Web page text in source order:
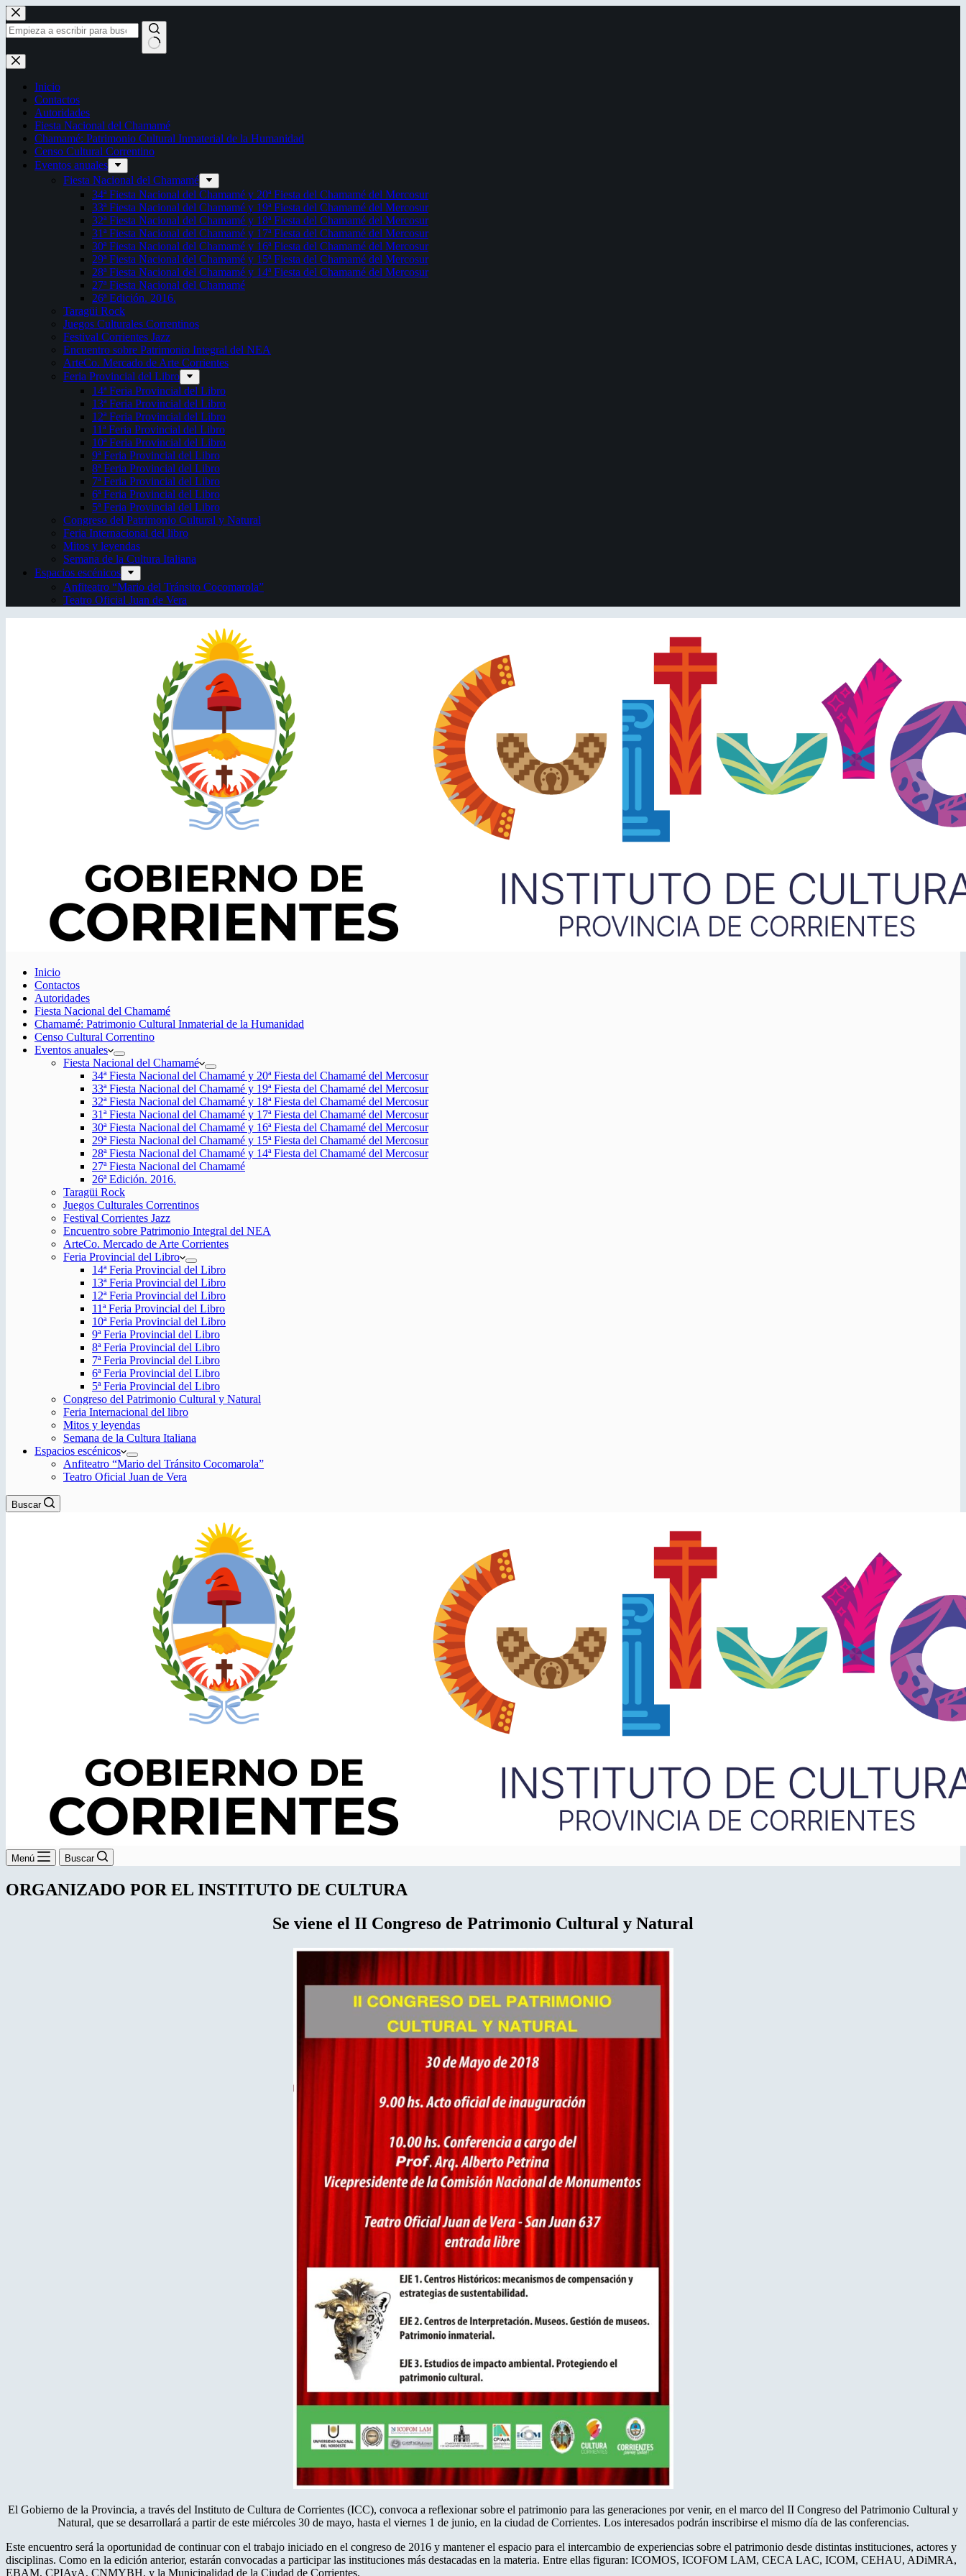
Saltar
al
contenido
Sin
resultados
Inicio
Contactos
Autoridades
Fiesta Nacional del Chamamé
Chamamé: Patrimonio Cultural Inmaterial de la Humanidad
Censo Cultural Correntino
Eventos anuales
Fiesta Nacional del Chamamé
34ª Fiesta Nacional del Chamamé y 20ª Fiesta del Chamamé del Mercosur
33ª Fiesta Nacional del Chamamé y 19ª Fiesta del Chamamé del Mercosur
32ª Fiesta Nacional del Chamamé y 18ª Fiesta del Chamamé del Mercosur
31ª Fiesta Nacional del Chamamé y 17ª Fiesta del Chamamé del Mercosur
30ª Fiesta Nacional del Chamamé y 16ª Fiesta del Chamamé del Mercosur
29ª Fiesta Nacional del Chamamé y 15ª Fiesta del Chamamé del Mercosur
28ª Fiesta Nacional del Chamamé y 14ª Fiesta del Chamamé del Mercosur
27ª Fiesta Nacional del Chamamé
26ª Edición. 2016.
Taragüi Rock
Juegos Culturales Correntinos
Festival Corrientes Jazz
Encuentro sobre Patrimonio Integral del NEA
ArteCo. Mercado de Arte Corrientes
Feria Provincial del Libro
14ª Feria Provincial del Libro
13ª Feria Provincial del Libro
12ª Feria Provincial del Libro
11ª Feria Provincial del Libro
10ª Feria Provincial del Libro
9ª Feria Provincial del Libro
8ª Feria Provincial del Libro
7ª Feria Provincial del Libro
6ª Feria Provincial del Libro
5ª Feria Provincial del Libro
Congreso del Patrimonio Cultural y Natural
Feria Internacional del libro
Mitos y leyendas
Semana de la Cultura Italiana
Espacios escénicos
Anfiteatro “Mario del Tránsito Cocomarola”
Teatro Oficial Juan de Vera
Inicio
Contactos
Autoridades
Fiesta Nacional del Chamamé
Chamamé: Patrimonio Cultural Inmaterial de la Humanidad
Censo Cultural Correntino
Eventos anuales
Fiesta Nacional del Chamamé
34ª Fiesta Nacional del Chamamé y 20ª Fiesta del Chamamé del Mercosur
33ª Fiesta Nacional del Chamamé y 19ª Fiesta del Chamamé del Mercosur
32ª Fiesta Nacional del Chamamé y 18ª Fiesta del Chamamé del Mercosur
31ª Fiesta Nacional del Chamamé y 17ª Fiesta del Chamamé del Mercosur
30ª Fiesta Nacional del Chamamé y 16ª Fiesta del Chamamé del Mercosur
29ª Fiesta Nacional del Chamamé y 15ª Fiesta del Chamamé del Mercosur
28ª Fiesta Nacional del Chamamé y 14ª Fiesta del Chamamé del Mercosur
27ª Fiesta Nacional del Chamamé
26ª Edición. 2016.
Taragüi Rock
Juegos Culturales Correntinos
Festival Corrientes Jazz
Encuentro sobre Patrimonio Integral del NEA
ArteCo. Mercado de Arte Corrientes
Feria Provincial del Libro
14ª Feria Provincial del Libro
13ª Feria Provincial del Libro
12ª Feria Provincial del Libro
11ª Feria Provincial del Libro
10ª Feria Provincial del Libro
9ª Feria Provincial del Libro
8ª Feria Provincial del Libro
7ª Feria Provincial del Libro
6ª Feria Provincial del Libro
5ª Feria Provincial del Libro
Congreso del Patrimonio Cultural y Natural
Feria Internacional del libro
Mitos y leyendas
Semana de la Cultura Italiana
Espacios escénicos
Anfiteatro “Mario del Tránsito Cocomarola”
Teatro Oficial Juan de Vera
Buscar
Menú Buscar
ORGANIZADO POR EL INSTITUTO DE CULTURA
Se viene el II Congreso de Patrimonio Cultural y Natural
El Gobierno de la Provincia, a través del Instituto de Cultura de Corrientes (ICC), convoca a reflexionar sobre el patrimonio para las generaciones por venir, en el marco del II Congreso del Patrimonio Cultural y
Natural, que se desarrollará a partir de este miércoles 30 de mayo, hasta el viernes 1 de junio, en la ciudad de Corrientes. Los interesados podrán inscribirse el mismo día de las conferencias.
Este encuentro será la oportunidad de continuar con el trabajo iniciado en el congreso de 2016 y mantener el espacio para el intercambio de experiencias sobre el patrimonio desde distintas instituciones, actores y
disciplinas. Como en la edición anterior, estarán convocadas a participar las instituciones más destacadas en la materia. Entre ellas figuran: ICOMOS, ICOFOM LAM, CECA LAC, ICOM, CEHAU, ADiMRA,
EBAM, CPIAyA, CNMYBH, y la Municipalidad de la Ciudad de Corrientes.